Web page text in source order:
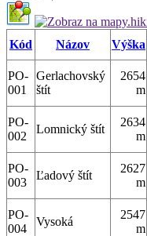
Kód Názov Výška
PO-
001
Gerlachovský
štít
2654
m
PO-
002
Lomnický štít
2634
m
PO-
003
Ľadový štít
2627
m
PO-
004
Vysoká
2547
m